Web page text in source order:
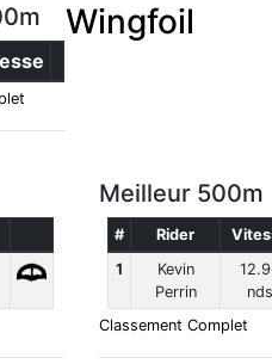
Wingfoil
Meilleur 500m
# Rider
1
Kevin
Perrin
nds
Classement Complet